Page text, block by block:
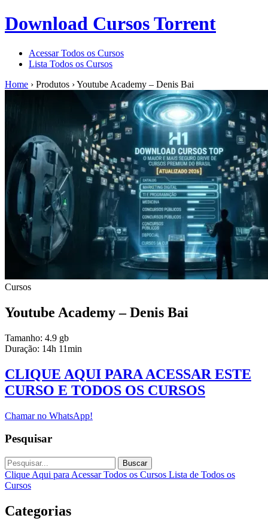
Download Cursos Torrent
Acessar Todos os Cursos
Lista Todos os Cursos
Home › Produtos ›Youtube Academy – Denis Bai
Cursos
Youtube Academy – Denis Bai
Tamanho: 4.9 gb
Duração: 14h 11min
CLIQUE AQUI PARA ACESSAR ESTE
CURSO E TODOS OS CURSOS
Chamar no WhatsApp!
Pesquisar
Buscar
Clique Aqui para Acessar Todos os Cursos Lista de Todos os
Cursos
Categorias